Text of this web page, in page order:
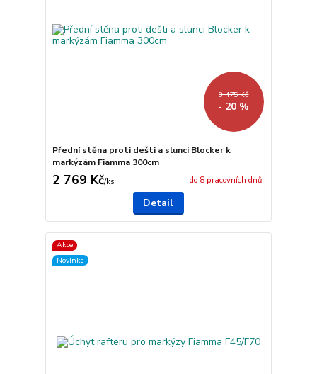
3 475 Kč
- 20 %
Přední stěna proti dešti a slunci Blocker k
markýzám Fiamma 300cm
2 769 Kč/ks do 8 pracovních dnů
Detail
Akce
Novinka